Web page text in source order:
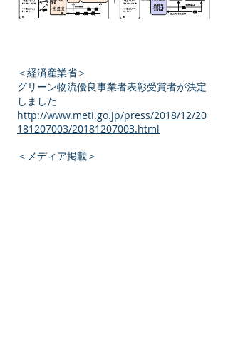
＜経済産業省＞
グリーン物流優良事業者表彰受賞者が決定
しました
http://www.meti.go.jp/press/2018/12/20
181207003/20181207003.html
＜メディア掲載＞